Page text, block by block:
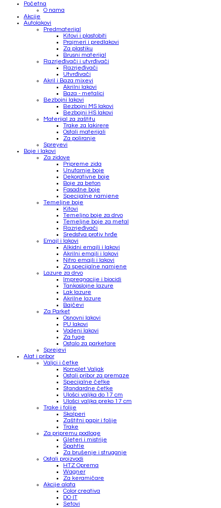
Početna
O nama
Akcije
Autolakovi
Predmaterijal
Kitovi i plastobiti
Prajmeri i predlakovi
Za plastiku
Brusni materijal
Razrjeđivači i utvrđivači
Razrjeđivači
Utvrđivači
Akril i Baza mixevi
Akrilni lakovi
Baza - metalici
Bezbojni lakovi
Bezbojni MS lakovi
Bezbojni HS lakovi
Materijal za zaštitu
Trake za lakirere
Ostali materijali
Za poliranje
Spreyevi
Boje i lakovi
Za zidove
Pripreme zida
Unutarnje boje
Dekorativne boje
Boje za beton
Fasadne boje
Specijalne namjene
Temeljne boje
Kitovi
Temeljno boje za drvo
Temeljne boje za metal
Razrjeđivači
Sredstva protiv hrđe
Emajl i lakovi
Alkidni emajli i lakovi
Akrilni emajli i lakovi
Nitro emajli i lakovi
Za specijalne namjene
Lazure za drvo
Impregnacije i biocidi
Tankoslojne lazure
Lak lazure
Akrilne lazure
Bajčevi
Za Parket
Osnovni lakovi
PU lakovi
Vodeni lakovi
Za fuge
Ostalo za parketare
Sprejevi
Alat i pribor
Valjci i četke
Komplet Valjak
Ostali pribor za premaze
Specijalne četke
Standardne četke
Ulošci valjka do 17 cm
Ulošci valjka preko 17 cm
Trake i folije
Skalperi
Zaštitni papir i folije
Trake
Za pripremu podloge
Gleteri i mistrije
Špahtle
Za brušenje i struganje
Ostali proizvodi
HTZ Oprema
Wagner
Za keramičare
Akcije alata
Color creativa
DO IT
Setovi